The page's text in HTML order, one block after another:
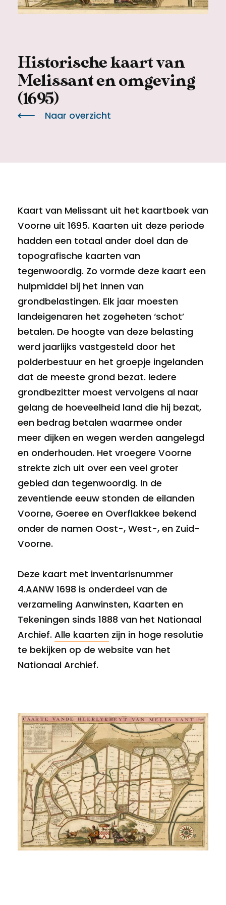
Voorwaarden
Historische kaart van
Melissant en omgeving
(1695)
Naar overzicht
Kaart van Melissant uit het kaartboek van
Voorne uit 1695. Kaarten uit deze periode
hadden een totaal ander doel dan de
topografische kaarten van
tegenwoordig. Zo vormde deze kaart een
hulpmiddel bij het innen van
grondbelastingen. Elk jaar moesten
landeigenaren het zogeheten ‘schot’
betalen. De hoogte van deze belasting
werd jaarlijks vastgesteld door het
polderbestuur en het groepje ingelanden
dat de meeste grond bezat. Iedere
grondbezitter moest vervolgens al naar
gelang de hoeveelheid land die hij bezat,
een bedrag betalen waarmee onder
meer dijken en wegen werden aangelegd
en onderhouden. Het vroegere Voorne
strekte zich uit over een veel groter
gebied dan tegenwoordig. In de
zeventiende eeuw stonden de eilanden
Voorne, Goeree en Overflakkee bekend
onder de namen Oost-, West-, en Zuid-
Voorne.
Deze kaart met inventarisnummer
4.AANW 1698 is onderdeel van de
verzameling Aanwinsten, Kaarten en
Tekeningen sinds 1888 van het Nationaal
Archief. Alle kaarten zijn in hoge resolutie
te bekijken op de website van het
Nationaal Archief.